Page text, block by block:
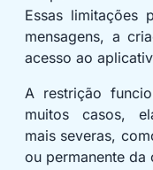
Essas limitações
mensagens, a
acesso ao
A restrição
muitos casos,
mais severas,
ou permanente da